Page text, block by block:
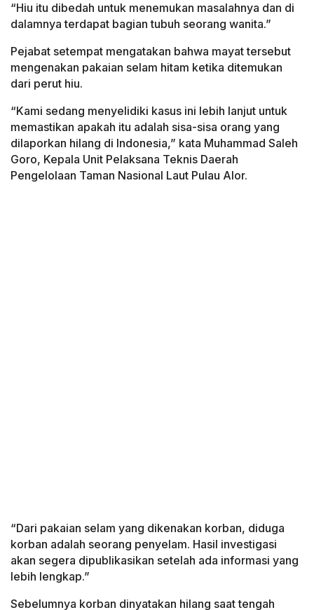
“Hiu itu dibedah untuk menemukan masalahnya dan di
dalamnya terdapat bagian tubuh seorang wanita.”
Pejabat setempat mengatakan bahwa mayat tersebut
mengenakan pakaian selam hitam ketika ditemukan
dari perut hiu.
“Kami sedang menyelidiki kasus ini lebih lanjut untuk
memastikan apakah itu adalah sisa-sisa orang yang
dilaporkan hilang di Indonesia,” kata Muhammad Saleh
Goro, Kepala Unit Pelaksana Teknis Daerah
Pengelolaan Taman Nasional Laut Pulau Alor.
“Dari pakaian selam yang dikenakan korban, diduga
korban adalah seorang penyelam. Hasil investigasi
akan segera dipublikasikan setelah ada informasi yang
lebih lengkap.”
Sebelumnya korban dinyatakan hilang saat tengah